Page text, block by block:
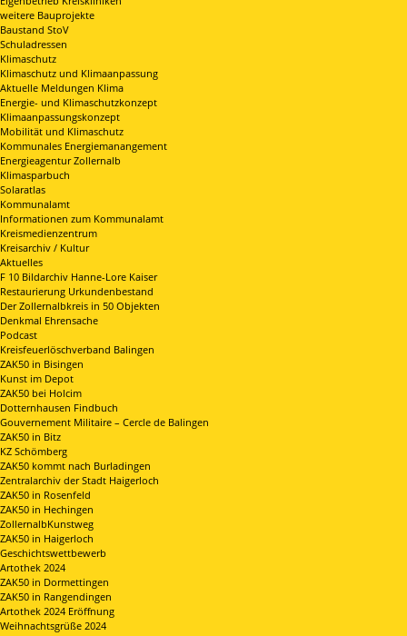
weitere Bauprojekte
Baustand StoV
Schuladressen
Klimaschutz
Klimaschutz und Klimaanpassung
Aktuelle Meldungen Klima
Energie- und Klimaschutzkonzept
Klimaanpassungskonzept
Mobilität und Klimaschutz
Kommunales Energiemanangement
Energieagentur Zollernalb
Klimasparbuch
Solaratlas
Kommunalamt
Informationen zum Kommunalamt
Kreismedienzentrum
Kreisarchiv / Kultur
Aktuelles
F 10 Bildarchiv Hanne-Lore Kaiser
Restaurierung Urkundenbestand
Der Zollernalbkreis in 50 Objekten
Denkmal Ehrensache
Podcast
Kreisfeuerlöschverband Balingen
ZAK50 in Bisingen
Kunst im Depot
ZAK50 bei Holcim
Dotternhausen Findbuch
Gouvernement Militaire – Cercle de Balingen
ZAK50 in Bitz
KZ Schömberg
ZAK50 kommt nach Burladingen
Zentralarchiv der Stadt Haigerloch
ZAK50 in Rosenfeld
ZAK50 in Hechingen
ZollernalbKunstweg
ZAK50 in Haigerloch
Geschichtswettbewerb
Artothek 2024
ZAK50 in Dormettingen
ZAK50 in Rangendingen
Artothek 2024 Eröffnung
Weihnachtsgrüße 2024